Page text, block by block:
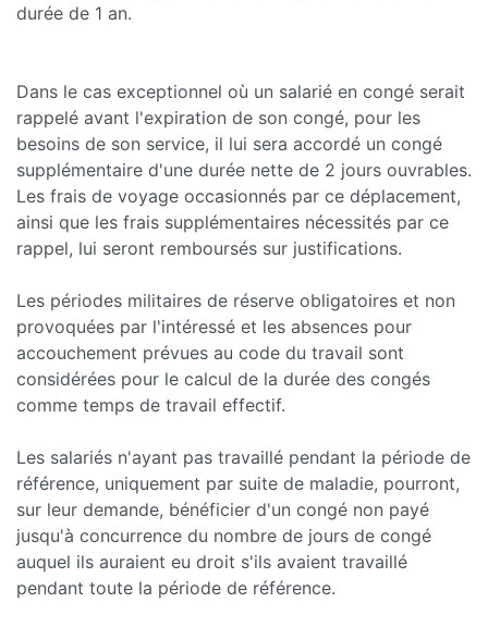
durée de 1 an.
Dans le cas exceptionnel où un salarié en congé serait
rappelé avant l'expiration de son congé, pour les
besoins de son service, il lui sera accordé un congé
supplémentaire d'une durée nette de 2 jours ouvrables.
Les frais de voyage occasionnés par ce déplacement,
ainsi que les frais supplémentaires nécessités par ce
rappel, lui seront remboursés sur justifications.
Les périodes militaires de réserve obligatoires et non
provoquées par l'intéressé et les absences pour
accouchement prévues au code du travail sont
considérées pour le calcul de la durée des congés
comme temps de travail effectif.
Les salariés n'ayant pas travaillé pendant la période de
référence, uniquement par suite de maladie, pourront,
sur leur demande, bénéficier d'un congé non payé
jusqu'à concurrence du nombre de jours de congé
auquel ils auraient eu droit s'ils avaient travaillé
pendant toute la période de référence.